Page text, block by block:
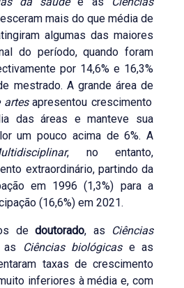
mais do que média de
algumas das maiores
do período, quando foram
por 14,6% e 16,3%
mestrado. A grande área de
artesapresentou crescimento
das áreas e manteve sua
um pouco acima de 6%. A
, no entanto,
extraordinário, partindo da
em 1996 (1,3%) para a
(16,6%) em 2021.
dedoutorado, as
Ciências
as Ciências biológicase as
taxas de crescimento
inferiores à média e, com